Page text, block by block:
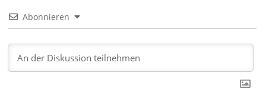
Abonnieren